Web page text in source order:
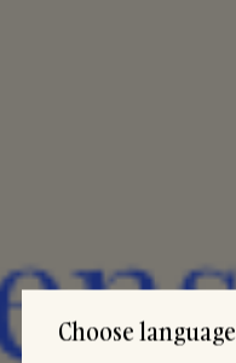
Choose language